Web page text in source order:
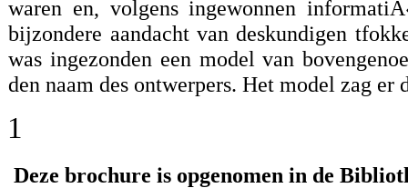
waren en, volgens ingewonnen
bijzondere aandacht van deskundigen
was ingezonden een model van
den naam des ontwerpers. Het model zag
1
Deze brochure is opgenomen in de